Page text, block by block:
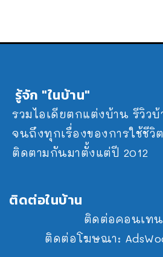
รู้จัก "ในบ้าน"
รวมไอเดียตกแต่งบ้าน รีวิว
จนถึงทุกเรื่องของการใช้ชี
ติดตามกันมาตั้งแต่ปี 2012
ติดต่อในบ้าน
ติดต่อคอนเท
ติดต่อโฆษณา: